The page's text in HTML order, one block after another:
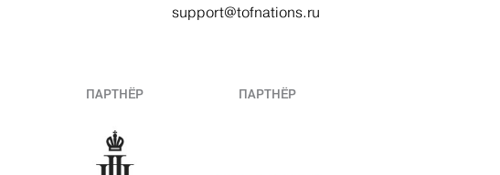
support@tofnations.ru
ПАРТНЁР ПАРТНЁР